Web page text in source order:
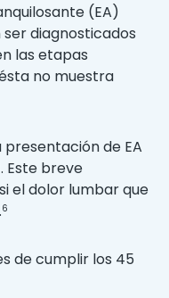
(EA)
diagnosticados
las etapas
no muestra
de EA
Este breve
el dolor lumbar que
6
de cumplir los 45